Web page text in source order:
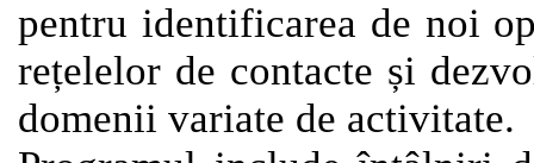
pentru identificarea de noi
rețelelor de contacte și
domenii variate de activitate.